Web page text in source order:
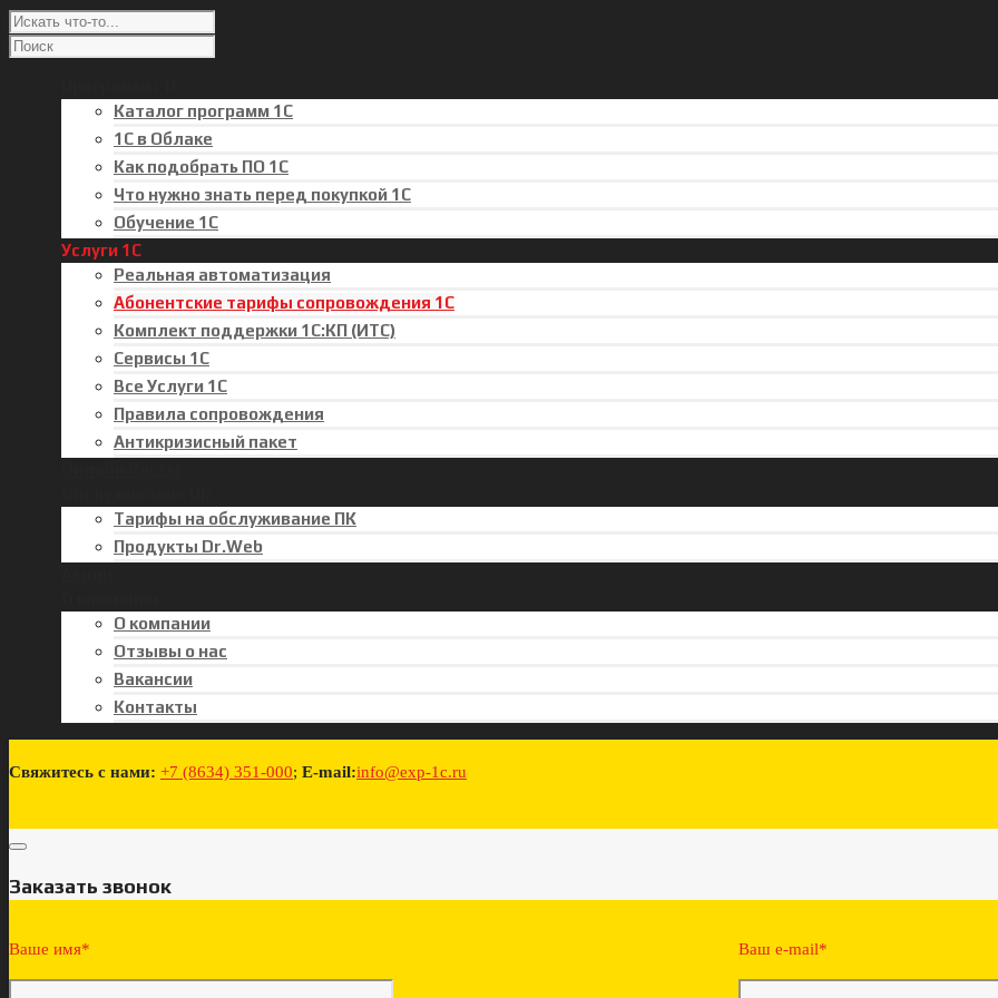
Каталог программ 1С
1С в Облаке
Как подобрать ПО 1С
Что нужно знать перед покупкой 1С
Обучение 1С
Услуги 1С
Реальная автоматизация
Абонентские тарифы сопровождения 1С
Комплект поддержки 1С:КП (ИТС)
Сервисы 1С
Все Услуги 1С
Правила сопровождения
Антикризисный пакет
Тарифы на обслуживание ПК
Продукты Dr.Web
О компании
Отзывы о нас
Вакансии
Контакты
Свяжитесь с нами: +7 (8634) 351-000; E-mail:info@exp-1c.ru
Заказать звонок
Ваше имя* Ваш e-mail*